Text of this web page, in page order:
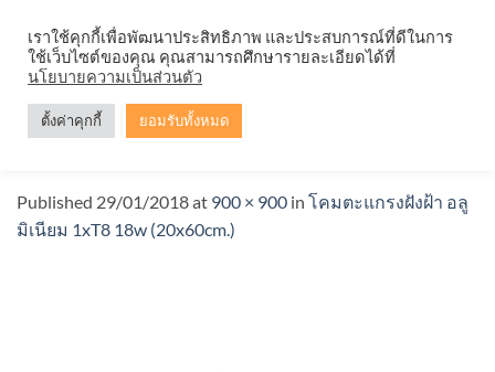
content
Published 29/01/2018at 900 × 900 in โคมตะแกรงฝังฝ้า อลู
มิเนียม 1xT8 18w (20x60cm.)
เราใช้คุกกี้เพื่อพัฒนาประสิทธิภาพ และประสบการณ์ที่ดีในการ
ใช้เว็บไซต์ของคุณ คุณสามารถศึกษารายละเอียดได้ที่
นโยบายความเป็นส่วนตัว
ตั้งค่าคุกกี้ ยอมรับทั้งหมด